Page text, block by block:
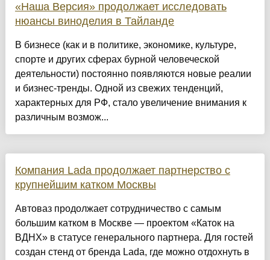
«Наша Версия» продолжает исследовать
нюансы виноделия в Тайланде
В бизнесе (как и в политике, экономике, культуре,
спорте и других сферах бурной человеческой
деятельности) постоянно появляются новые реалии
и бизнес-тренды. Одной из свежих тенденций,
характерных для РФ, стало увеличение внимания к
различным возмож...
Компания Lada продолжает партнерство с
крупнейшим катком Москвы
Автоваз продолжает сотрудничество с самым
большим катком в Москве — проектом «Каток на
ВДНХ» в статусе генерального партнера. Для гостей
создан стенд от бренда Lada, где можно отдохнуть в